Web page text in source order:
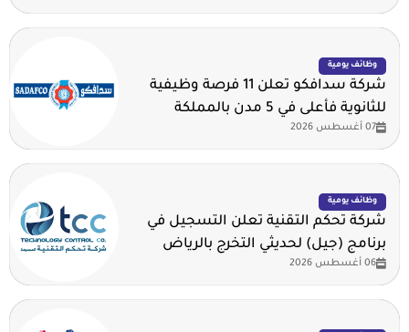
وظائف يومية
شركة سدافكو تعلن 11 فرصة وظيفية
للثانوية فأعلى في 5 مدن بالمملكة
07 أغسطس 2026
وظائف يومية
شركة تحكم التقنية تعلن التسجيل في
برنامج (جيل) لحديثي التخرج بالرياض
06 أغسطس 2026